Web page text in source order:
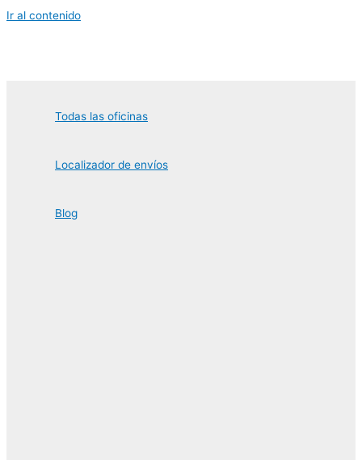
Ir al contenido
Todas las oficinas
Localizador de envíos
Blog